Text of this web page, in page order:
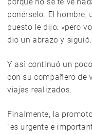
ponérselo. El hombre,
puesto le dijo: «pero
dio un abrazo y siguió.
Y así continuó un
con su compañero de
viajes realizados.
Finalmente, la
“es urgente e